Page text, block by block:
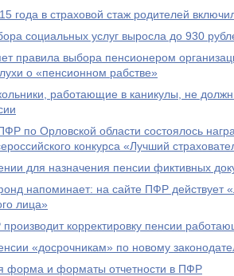
года в страховой стаж родителей
социальных услуг выросла до 930
правила выбора пенсионером
о «пенсионном рабстве»
работающие в каникулы, не
по Орловской области состоялось
конкурса «Лучший
для назначения пенсии фиктивных
напоминает: на сайте ПФР действует
лица»
корректировку пенсии
«досрочникам» по новому
форма и форматы отчетности в ПФР